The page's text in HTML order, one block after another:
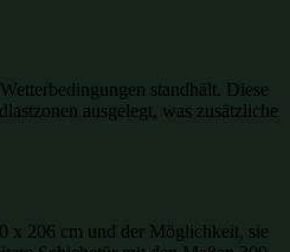
standhält. Diese
ausgelegt, was zusätzliche
x 206 cm und der Möglichkeit, sie